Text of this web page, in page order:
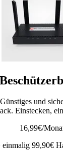
und
Einstecken,
16,99€/
einmalig 99,90€